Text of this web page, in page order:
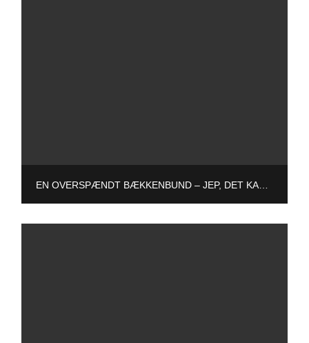
EN OVERSPÆNDT BÆKKENBUND – JEP, DET KAN GØRE ONDT